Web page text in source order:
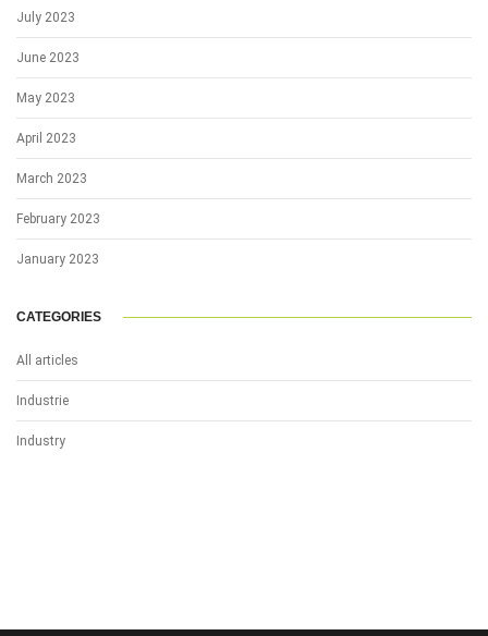
July 2023
June 2023
May 2023
April 2023
March 2023
February 2023
January 2023
CATEGORIES
All articles
Industrie
Industry